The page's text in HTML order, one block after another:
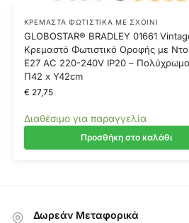
ΚΡΕΜΑΣΤΆ ΦΩΤΙΣΤΙΚΆ ΜΕ ΣΧΟΙΝΊ
GLOBOSTAR® BRADLEY 01661
Κρεμαστό Φωτιστικό Οροφής με
E27 AC 220-240V IP20 –
Π42 x Y42cm
€27,75
Διαθέσιμο για παραγγελία
Προσθήκη στο καλάθι
Δωρεάν Μεταφορικά